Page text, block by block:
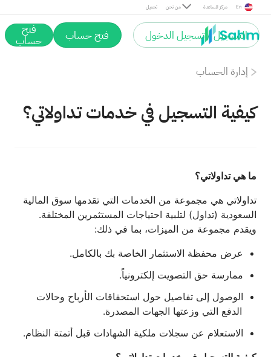
تحميل من نحن مركز المساعدة En
التسجيل / تسجيل الدخول فتح حساب فتح
حساب
إدارة الحساب
كيفية التسجيل في خدمات تداولاتي؟
ما هي تداولاتي؟
تداولاتي هي مجموعة من الخدمات التي تقدمها سوق المالية
السعودية (تداول) لتلبية احتياجات المستثمرين المختلفة.
ويقدم مجموعة من الميزات، بما في ذلك:
عرض محفظة الاستثمار الخاصة بك بالكامل.
ممارسة حق التصويت إلكترونياً.
الوصول إلى تفاصيل حول استحقاقات الأرباح وحالات
الدفع التي وزعتها الجهات المصدرة.
الاستعلام عن سجلات ملكية الشهادات قبل أتمتة النظام.